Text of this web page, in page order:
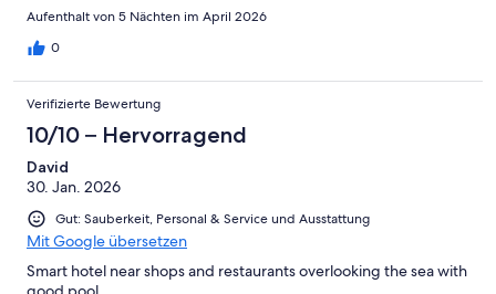
Aufenthalt von 5 Nächten im April 2026
0
Verifizierte Bewertung
10/10 – Hervorragend
David
30. Jan. 2026
Gut: Sauberkeit, Personal & Service und Ausstattung
Mit Google übersetzen
Smart hotel near shops and restaurants overlooking the sea with